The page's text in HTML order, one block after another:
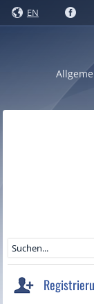
EN